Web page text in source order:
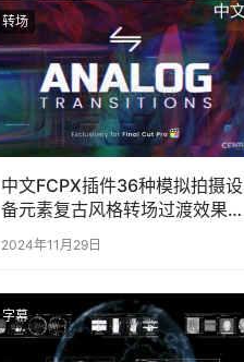
转场
中文FCPX插件36种模拟拍摄设
备元素复古风格转场过渡效果
Analog Transitions
2024年11月29日
字幕